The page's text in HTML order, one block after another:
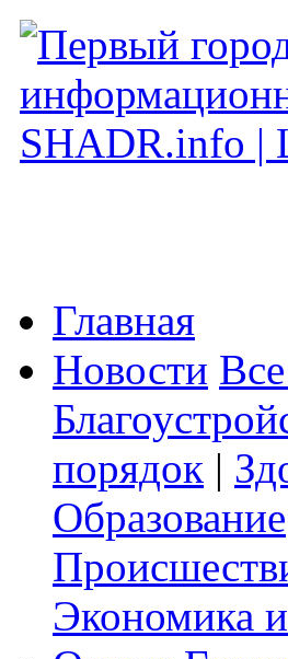
Главная
Новости
порядок |
Образование
Экономика